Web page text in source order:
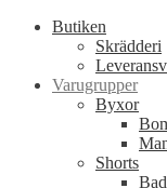
Butiken
Skrädderi
Varugrupper
Byxor
Shorts